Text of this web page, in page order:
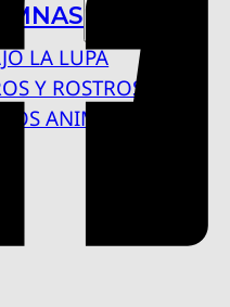
LA LUPA
Y ROSTROS
ANIMALES